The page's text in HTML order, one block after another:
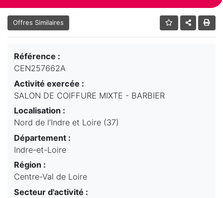
Offres Similaires
Référence :
CEN257662A
Activité exercée :
SALON DE COIFFURE MIXTE - BARBIER
Localisation :
Nord de l’Indre et Loire (37)
Département :
Indre-et-Loire
Région :
Centre-Val de Loire
Secteur d'activité :